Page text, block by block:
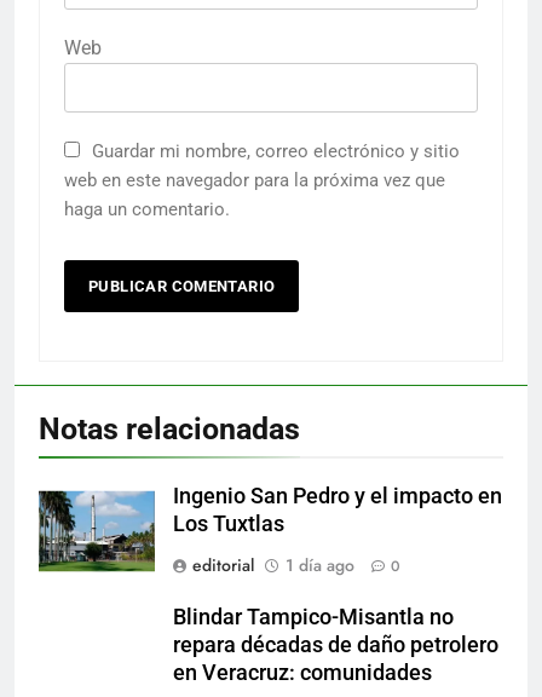
Web
Guardar mi nombre, correo electrónico y sitio
web en este navegador para la próxima vez que
haga un comentario.
Notas relacionadas
Ingenio San Pedro y el impacto en
Los Tuxtlas
editorial
1 día ago 0
Blindar Tampico-Misantla no
repara décadas de daño petrolero
en Veracruz: comunidades